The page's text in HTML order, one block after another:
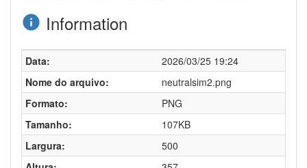
Information
Data:
2026/03/25 19:24
Nome do arquivo:
neutralsim2.png
Formato:
PNG
Tamanho:
107KB
Largura:
500